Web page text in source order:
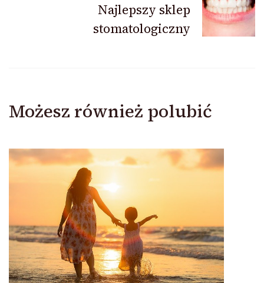
Najlepszy sklep
stomatologiczny
Możesz również polubić